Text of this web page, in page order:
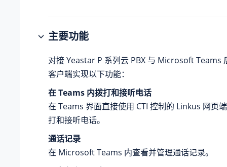
主要功能
对接Yeastar P 系列云 PBX 与 Microsoft Teams
客户端实现以下功能：
在 Teams 内拨打和接听电话
在 Teams 界面直接使用 CTI 控制的 Linkus 网页
打和接听电话。
通话记录
在 Microsoft Teams 内查看并管理通话记录。